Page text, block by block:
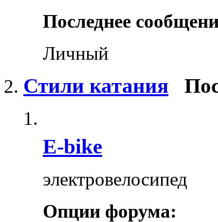
Последнее
Личный
Стили катания
E-bike
электровелосипед
Опции форума: